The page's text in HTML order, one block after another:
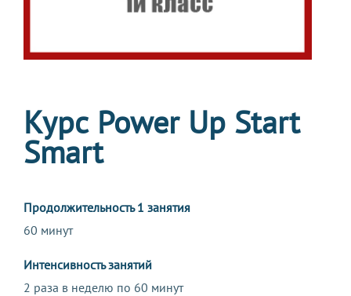
Курс Power Up Start
Smart
Продолжительность 1 занятия
60 минут
Интенсивность занятий
2 раза в неделю по 60 минут